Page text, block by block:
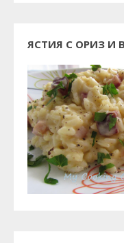
ЯСТИЯ С ОРИЗ И